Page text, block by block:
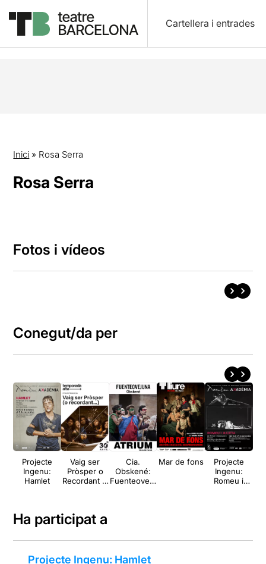
Cartellera i entrades
Inici » Rosa Serra
Rosa Serra
Fotos i vídeos
Conegut/da per
Projecte
Ingenu:
Hamlet
Vaig ser
Pròsper o
Recordant la
Cia.
Obskené:
Fuenteoveju
Mar de fons
Projecte
Ingenu:
Romeu i
Ha participat a
Projecte Ingenu: Hamlet